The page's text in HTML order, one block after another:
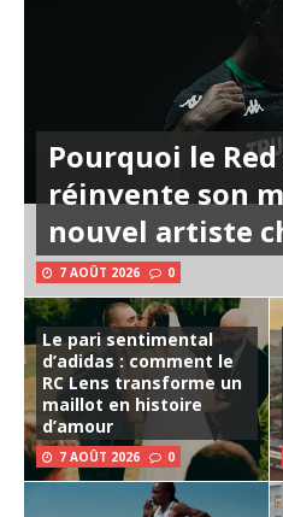
Pourquoi le Red
réinvente son
nouvel artiste
7 AOÛT 2026 0
Le pari sentimental
d’adidas : comment le
RC Lens transforme un
maillot en histoire
d’amour
7 AOÛT 2026 0